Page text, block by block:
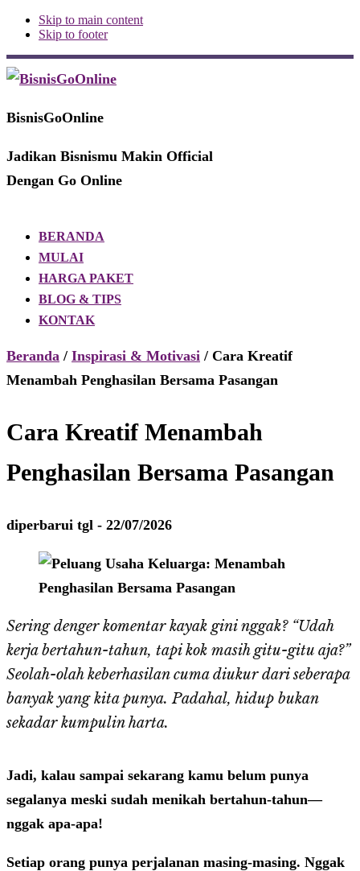
Skip to main content
Skip to footer
Additional
menu
BisnisGoOnline
Jadikan Bisnismu Makin Official
Dengan Go Online
BERANDA
MULAI
HARGA PAKET
BLOG & TIPS
KONTAK
Beranda / Inspirasi & Motivasi / Cara Kreatif
Menambah Penghasilan Bersama Pasangan
Cara Kreatif Menambah
Penghasilan Bersama Pasangan
diperbarui tgl - 22/07/2026
Sering denger komentar kayak gini nggak? “Udah
kerja bertahun-tahun, tapi kok masih gitu-gitu aja?”
Seolah-olah keberhasilan cuma diukur dari seberapa
banyak yang kita punya. Padahal, hidup bukan
sekadar kumpulin harta.
Jadi, kalau sampai sekarang kamu belum punya
segalanya meski sudah menikah bertahun-tahun—
nggak apa-apa!
Setiap orang punya perjalanan masing-masing. Nggak